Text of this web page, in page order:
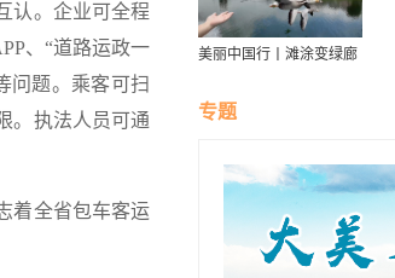
认。企业可全程
、“道路运政一
问题。乘客可扫
。执法人员可通
着全省包车客运
美丽中国行丨滩涂变绿廊
生态走廊
专题